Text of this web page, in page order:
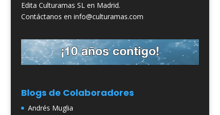
Edita Culturamas SL en Madrid.
Contáctanos en info@culturamas.com
Blogs de Colaboradores
Andrés Muglia